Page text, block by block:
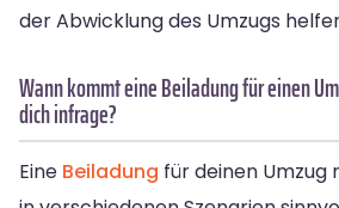
der Abwicklung des Umzugs
Wann kommt eine Beiladung für einen
dich infrage?
Eine Beiladung für deinen Umzug